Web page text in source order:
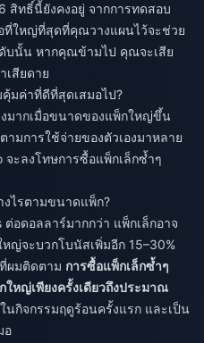
สิทธิ์นี้ยังคงอยู่ จากการทดสอบ
ที่ใหญ่ที่สุดที่คุณวางแผนไว้จะช่วย
บนั้น หากคุณข้ามไป คุณจะเสีย
เสียดาย
มค่าที่ดีที่สุดเสมอไป?
มากเมื่อขนาดของแพ็กใหญ่ขึ้น
ามการใช้จ่ายของตัวเองมาหลาย
จะลงโทษการซื้อแพ็กเล็กซ้ำๆ
งไรตามขนาดแพ็ก?
อดอลลาร์มากกว่า แพ็กเล็กอาจ
ญ่จะบวกโบนัสเพิ่มอีก 15–30%
ผมติดตาม การซื้อแพ็กเล็กซ้ำๆ
ใหญ่เพียงครั้งเดียวถึงประมาณ
กิจกรรมฤดูร้อนครั้งแรก และเป็น
อ